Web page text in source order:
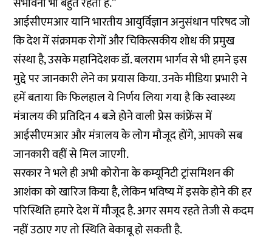
आईसीएमआर यानि भारतीय आयुर्विज्ञान अनुसंधान परिषद जो
कि देश में संक्रामक रोगों और चिकित्सकीय शोध की प्रमुख
संस्था है, उसके महानिदेशक डॉ. बलराम भार्गव से भी हमने इस
मुद्दे पर जानकारी लेने का प्रयास किया. उनके मीडिया प्रभारी ने
हमें बताया कि फिलहाल ये निर्णय लिया गया है कि स्वास्थ्य
मंत्रालय की प्रतिदिन 4 बजे होने वाली प्रेस कांफ्रेंस में
आईसीएमआर और मंत्रालय के लोग मौजूद होंगे, आपको सब
जानकारी वहीं से मिल जाएगी.
सरकार ने भले ही अभी कोरोना के कम्यूनिटी ट्रांसमिशन की
आशंका को खारिज किया है, लेकिन भविष्य में इसके होने की हर
परिस्थिति हमारे देश में मौजूद है. अगर समय रहते तेजी से कदम
नहीं उठाए गए तो स्थिति बेकाबू हो सकती है.